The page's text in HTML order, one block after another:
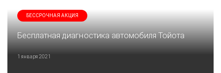
БЕССРОЧНАЯ АКЦИЯ
Бесплатная диагностика автомобиля Тойота
1 января 2021